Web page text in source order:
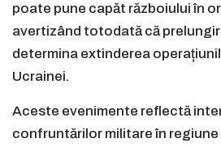
poate pune capăt războiului în
avertizând totodată că
determina extinderea
Ucrainei.
Aceste evenimente reflectă
confruntărilor militare în